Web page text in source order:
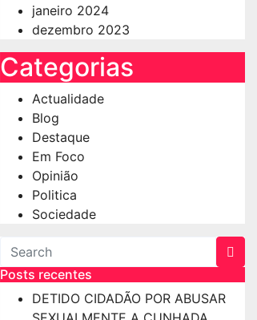
janeiro 2024
dezembro 2023
Categorias
Actualidade
Blog
Destaque
Em Foco
Opinião
Politica
Sociedade
Posts recentes
DETIDO CIDADÃO POR ABUSAR